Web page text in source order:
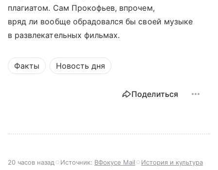
плагиатом. Сам Прокофьев, впрочем,
вряд ли вообще обрадовался бы своей музыке
в развлекательных фильмах.
Факты Новость дня
Поделиться
20 часов назад Источник: ВФокусе Mail История и культура